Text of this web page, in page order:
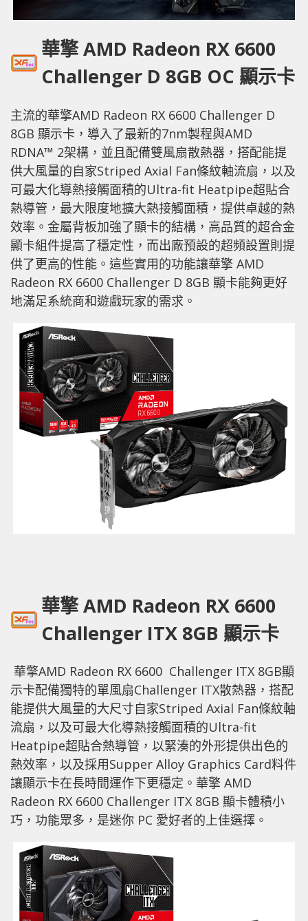
華擎AMD Radeon RX 6600
Challenger D 8GB OC 顯示卡
主流的華擎AMD Radeon RX 6600 Challenger D
8GB 顯示卡，導入了最新的7nm製程與AMD
RDNA™ 2架構，並且配備雙風扇散熱器，搭配能提
供大風量的自家Striped Axial Fan條紋軸流扇，以及
可最大化導熱接觸面積的Ultra-fit Heatpipe超貼合
熱導管，最大限度地擴大熱接觸面積，提供卓越的熱
效率。金屬背板加強了顯卡的結構，高品質的超合金
顯卡組件提高了穩定性，而出廠預設的超頻設置則提
供了更高的性能。這些實用的功能讓華擎 AMD
Radeon RX 6600 Challenger D 8GB 顯卡能夠更好
地滿足系統商和遊戲玩家的需求。
華擎AMD Radeon RX 6600
Challenger ITX 8GB 顯示卡
華擎AMD Radeon RX 6600 Challenger ITX 8GB顯
示卡配備獨特的單風扇Challenger ITX散熱器，搭配
能提供大風量的大尺寸自家Striped Axial Fan條紋軸
流扇，以及可最大化導熱接觸面積的Ultra-fit
Heatpipe超貼合熱導管，以緊湊的外形提供出色的
熱效率，以及採用Supper Alloy Graphics Card料件
讓顯示卡在長時間運作下更穩定。華擎 AMD
Radeon RX 6600 Challenger ITX 8GB 顯卡體積小
巧，功能眾多，是迷你 PC 愛好者的上佳選擇。